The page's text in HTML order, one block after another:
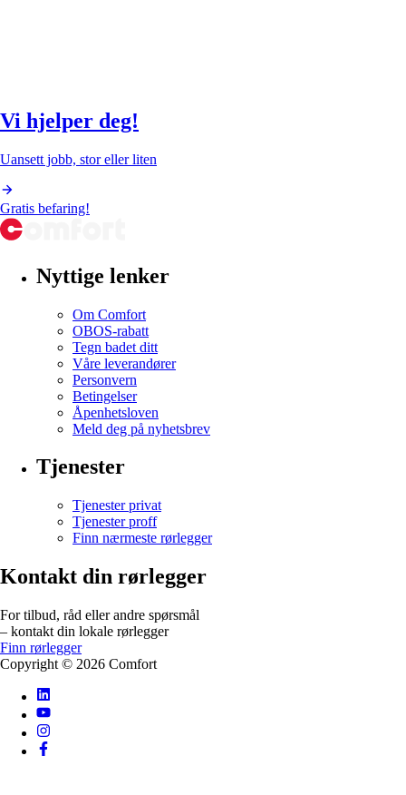
Vi hjelper deg!
Uansett jobb, stor eller liten
Gratis befaring!
Nyttige lenker
Om Comfort
OBOS-rabatt
Tegn badet ditt
Våre leverandører
Personvern
Betingelser
Åpenhetsloven
Meld deg på nyhetsbrev
Tjenester
Tjenester privat
Tjenester proff
Finn nærmeste rørlegger
Kontakt din rørlegger
For tilbud, råd eller andre spørsmål
– kontakt din lokale rørlegger
Finn rørlegger
Copyright © 2026 Comfort